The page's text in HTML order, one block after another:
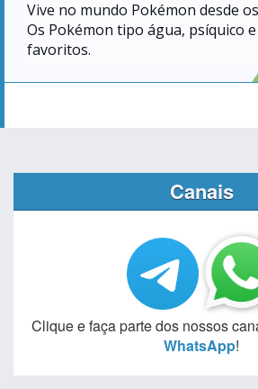
Vive no mundo Pokémon desde
Os Pokémon tipo água, psíquico
favoritos.
Canais
Clique e faça parte dos nossos
WhatsApp!